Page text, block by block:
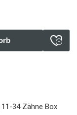
34 Zähne Box